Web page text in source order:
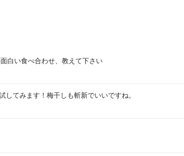
白い食べ合わせ、教えて下さい
してみます！梅干しも斬新でいいですね。